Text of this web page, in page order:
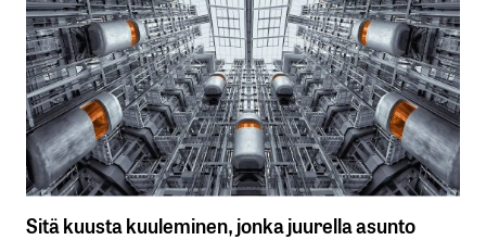
Sitä kuusta kuuleminen, jonka juurella asunto